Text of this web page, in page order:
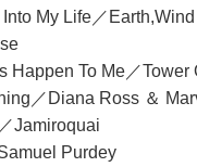
Into My Life／
Happen To Me／Tower
／Diana Ross ＆
Jamiroquai
Purdey